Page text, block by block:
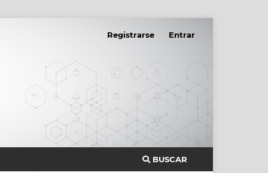
BUSCAR
Registrarse Entrar